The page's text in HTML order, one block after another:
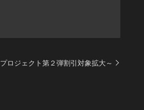
ロジェクト第２弾割引対象拡大～